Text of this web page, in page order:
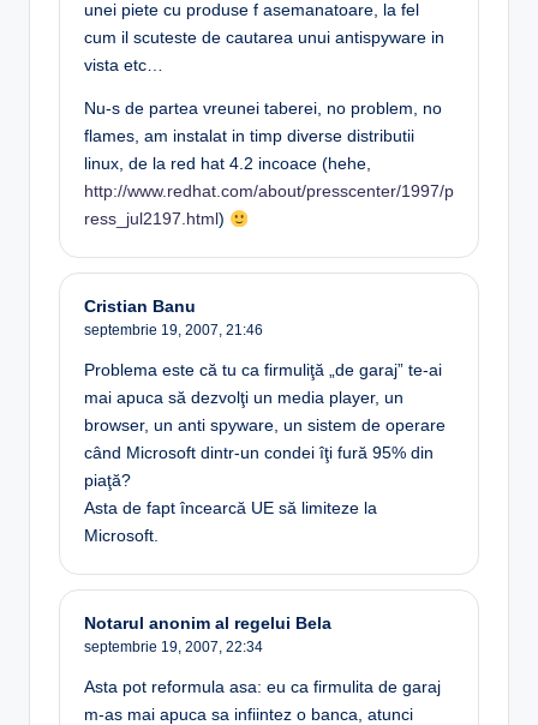
unei piete cu produse f asemanatoare, la fel
cum il scuteste de cautarea unui antispyware in
vista etc…
Nu-s de partea vreunei taberei, no problem, no
flames, am instalat in timp diverse distributii
linux, de la red hat 4.2 incoace (hehe,
http://www.redhat.com/about/presscenter/1997/p
ress_jul2197.html )
Cristian Banu
septembrie 19, 2007, 21:46
Problema este că tu ca firmuliţă „de garaj” te-ai
mai apuca să dezvolţi un media player, un
browser, un anti spyware, un sistem de operare
când Microsoft dintr-un condei îţi fură 95% din
piaţă?
Asta de fapt încearcă UE să limiteze la
Microsoft.
Notarul anonim al regelui Bela
septembrie 19, 2007, 22:34
Asta pot reformula asa: eu ca firmulita de garaj
m-as mai apuca sa infiintez o banca, atunci